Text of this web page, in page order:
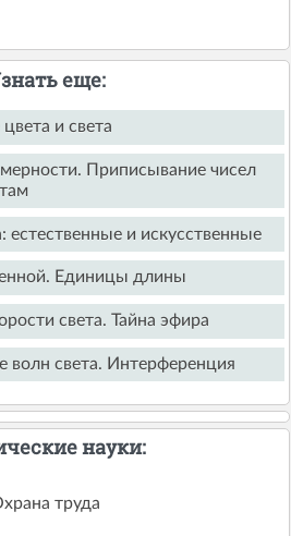
еще:
и света
Приписывание чисел
естественные и искусственные
Единицы длины
света. Тайна эфира
волн света. Интерференция
науки:
труда